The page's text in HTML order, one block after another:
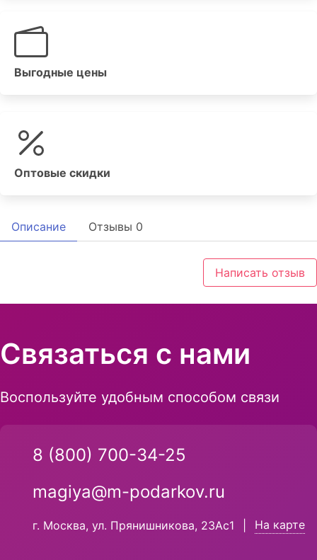
Выгодные цены
Оптовые скидки
Описание Отзывы 0
Написать отзыв
Связаться с нами
Воспользуйте удобным способом связи
8 (800) 700-34-25
magiya@m-podarkov.ru
г. Москва, ул. Прянишникова, 23Ас1 На карте